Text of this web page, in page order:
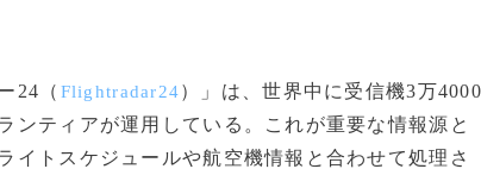
24（ Flightradar24）」は、世界中に受信機3万4000
ンティアが運用している。これが重要な情報源と
イトスケジュールや航空機情報と合わせて処理さ